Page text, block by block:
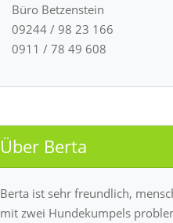
Büro Betzenstein
09244 / 98 23 166
0911 / 78 49 608
Über Berta
Berta ist sehr freundlich,
mit zwei Hundekumpels